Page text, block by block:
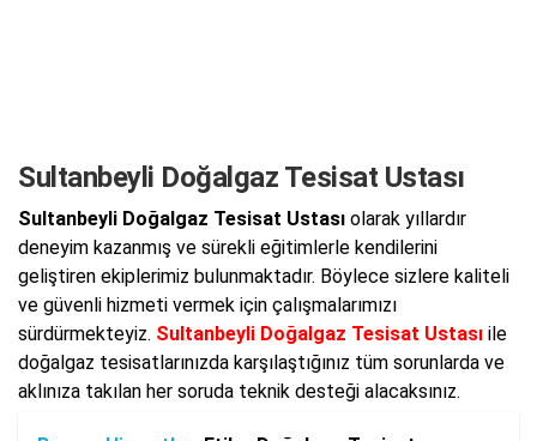
Sultanbeyli Doğalgaz Tesisat Ustası
Sultanbeyli Doğalgaz Tesisat Ustası olarak yıllardır
deneyim kazanmış ve sürekli eğitimlerle kendilerini
geliştiren ekiplerimiz bulunmaktadır. Böylece sizlere kaliteli
ve güvenli hizmeti vermek için çalışmalarımızı
sürdürmekteyiz. Sultanbeyli Doğalgaz Tesisat Ustası ile
doğalgaz tesisatlarınızda karşılaştığınız tüm sorunlarda ve
aklınıza takılan her soruda teknik desteği alacaksınız.